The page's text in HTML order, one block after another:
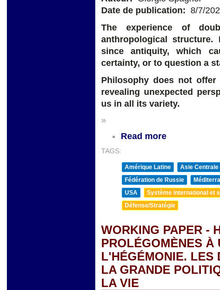
Date de publication: 8/7/
The experience of
anthropological
since antiquity, which
certainty, or to question a
Philosophy does not
revealing unexpected
us in all its variety.
»
Read more
TAGS:
Amérique Latine
Asie Centrale
Fédération de Russie
USA
Système international et
Défense/Stratégie
WORKING PAPER -
PROLÉGOMÈNES À
L'HÉGÉMONIE. LES
LA GRANDE
LA VIE